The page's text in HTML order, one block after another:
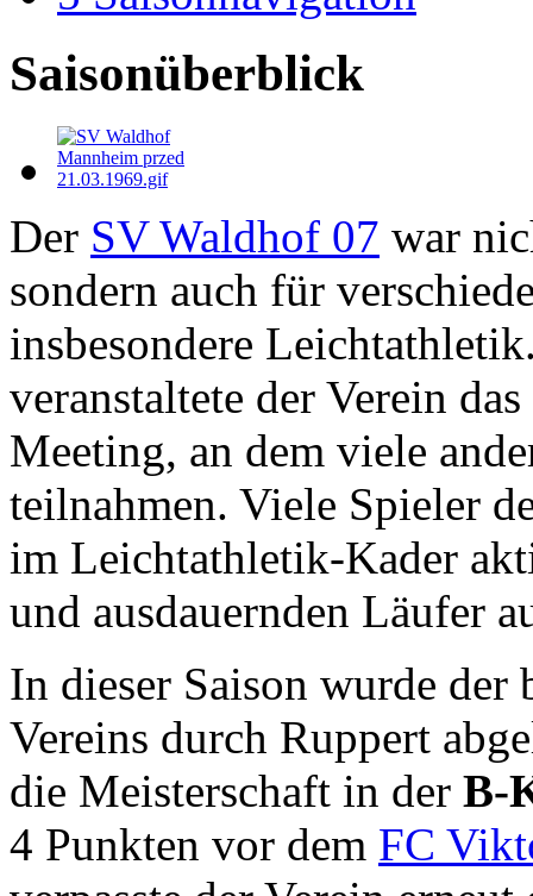
Saisonüberblick
Der SV Waldhof 07 war
sondern auch für
insbesondere
veranstaltete der Verein
Meeting, an dem viele
teilnahmen. Viele Spieler
im Leichtathletik-Kader
und ausdauernden Läufer
In dieser Saison wurde der
Vereins durch Ruppert
die Meisterschaft in der B-
4 Punkten vor dem FC